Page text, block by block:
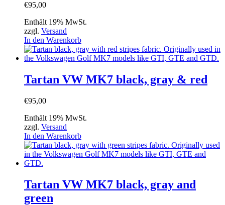
€95,00
Enthält 19% MwSt.
zzgl. Versand
In den Warenkorb
Tartan VW MK7 black, gray & red
€95,00
Enthält 19% MwSt.
zzgl. Versand
In den Warenkorb
Tartan VW MK7 black, gray and
green